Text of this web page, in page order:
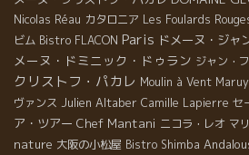
Nicolas Réau カタロニア Les Foulards
ビム Bistro FLACON Paris ドメーヌ・ジャ
メーヌ・ドミニック・ドゥラン ジャン・
クリストフ・パカレ Moulin à Vent
ヴァンス Julien Altaber Camille Lapierre セ
ア・ツアー Chef Mantani ニコラ・レオ マ
nature 大阪の小松屋 Bistro Shimba